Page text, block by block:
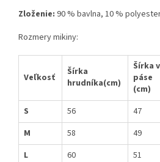
Zloženie: 90 % bavlna, 10 %
Rozmery mikiny:
Veľkosť
Šírka
hrudníka(cm)
Šírka v
páse
(cm)
S
56 47
M
58 49
L
60 51